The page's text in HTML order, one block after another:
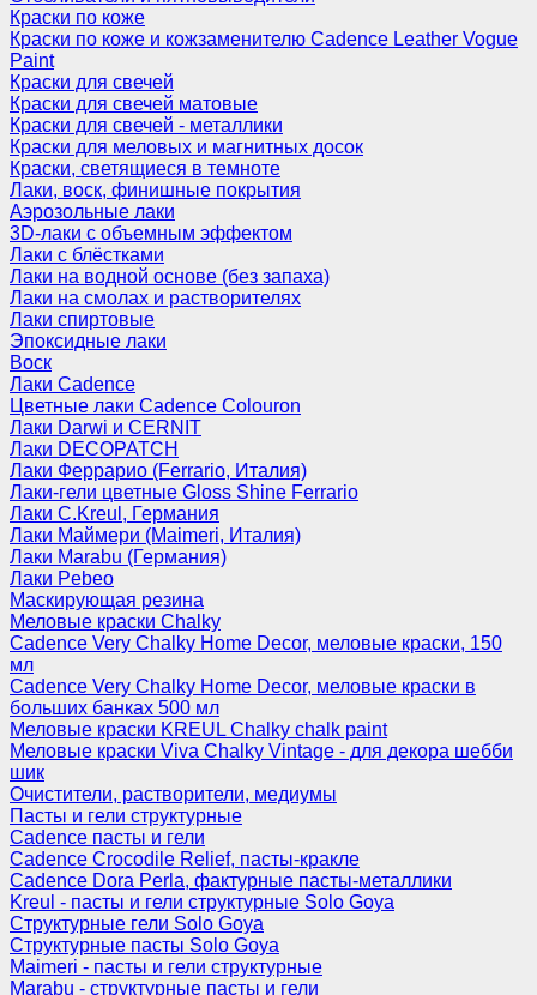
Краски по коже
Краски по коже и кожзаменителю Cadence Leather Vogue
Paint
Краски для свечей
Краски для свечей матовые
Краски для свечей - металлики
Краски для меловых и магнитных досок
Краски, светящиеся в темноте
Лаки, воск, финишные покрытия
Аэрозольные лаки
3D-лаки с объемным эффектом
Лаки с блёстками
Лаки на водной основе (без запаха)
Лаки на смолах и растворителях
Лаки спиртовые
Эпоксидные лаки
Воск
Лаки Cadence
Цветные лаки Cadence Colouron
Лаки Darwi и CERNIT
Лаки DECOPATCH
Лаки Феррарио (Ferrario, Италия)
Лаки-гели цветные Gloss Shine Ferrario
Лаки C.Kreul, Германия
Лаки Маймери (Maimeri, Италия)
Лаки Marabu (Германия)
Лаки Pebeo
Маскирующая резина
Меловые краски Chalky
Cadence Very Chalky Home Decor, меловые краски, 150
мл
Cadence Very Chalky Home Decor, меловые краски в
больших банках 500 мл
Меловые краски KREUL Chalky chalk paint
Меловые краски Viva Chalky Vintage - для декора шебби
шик
Очистители, растворители, медиумы
Пасты и гели структурные
Cadence пасты и гели
Cadence Crocodile Relief, пасты-кракле
Cadence Dora Perla, фактурные пасты-металлики
Kreul - пасты и гели структурные Solo Goya
Структурные гели Solo Goya
Структурные пасты Solo Goya
Maimeri - пасты и гели структурные
Marabu - структурные пасты и гели